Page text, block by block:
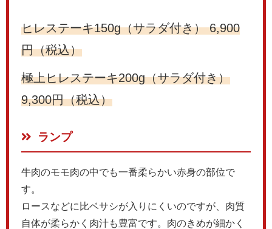
ヒレステーキ150g（サラダ付き） 6,900
円（税込）
極上ヒレステーキ200g（サラダ付き）
9,300円（税込）
ランプ
牛肉のモモ肉の中でも一番柔らかい赤身の部位で
す。
ロースなどに比ベサシが入りにくいのですが、肉質
自体が柔らかく肉汁も豊富です。肉のきめが細かく